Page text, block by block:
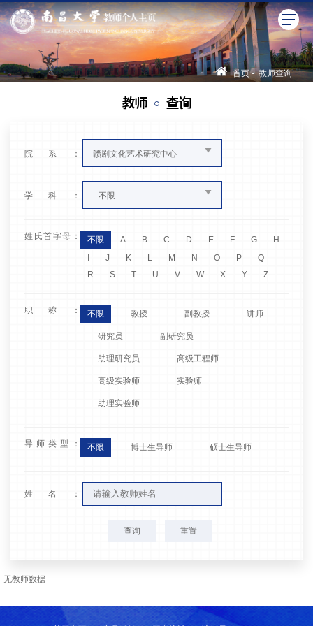
首页 - 教师查询
教师 查询
院系： 赣剧文化艺术研究中心
学科： --不限--
姓氏首字母： 不限 A B C D E F G
H
I
J K L M N O P
Q
R
S T U V W X Y Z
职称： 不限 教授 副教授 讲师
研究员 副研究员
助理研究员 高级工程师
高级实验师 实验师
助理实验师
导师类型： 不限 博士生导师 硕士生导师
姓名：
查询 重置
无教师数据